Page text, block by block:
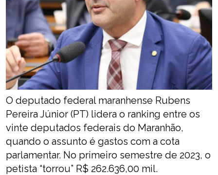
O deputado federal maranhense Rubens
Pereira Júnior (PT) lidera o ranking entre os
vinte deputados federais do Maranhão,
quando o assunto é gastos com a cota
parlamentar. No primeiro semestre de 2023, o
petista “torrou” R$ 262.636,00 mil.